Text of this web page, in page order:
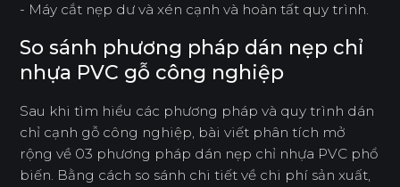
- Máy cắt nẹp dư và xén cạnh và hoàn tất quy trình.
So sánh phương pháp dán nẹp chỉ
nhựa PVC gỗ công nghiệp
Sau khi tìm hiểu các phương pháp và quy trình dán
chỉ cạnh gỗ công nghiệp, bài viết phân tích mở
rộng về 03 phương pháp dán nẹp chỉ nhựa PVC phổ
biến. Bằng cách so sánh chi tiết về chi phí sản xuất,